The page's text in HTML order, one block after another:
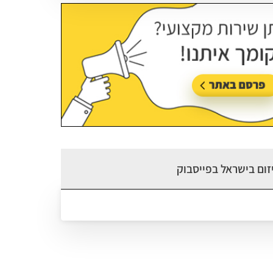
בישראל בפייסבוק